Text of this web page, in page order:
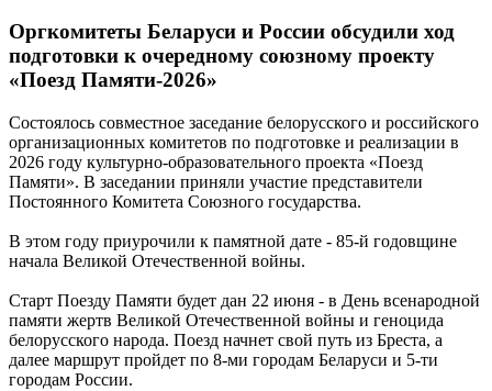
Оргкомитеты Беларуси и России обсудили ход
подготовки к очередному союзному проекту
«Поезд Памяти-2026»
Состоялось совместное заседание белорусского и российского
организационных комитетов по подготовке и реализации в
2026 году культурно-образовательного проекта «Поезд
Памяти». В заседании приняли участие представители
Постоянного Комитета Союзного государства.
В этом году приурочили к памятной дате - 85-й годовщине
начала Великой Отечественной войны.
Старт Поезду Памяти будет дан 22 июня - в День всенародной
памяти жертв Великой Отечественной войны и геноцида
белорусского народа. Поезд начнет свой путь из Бреста, а
далее маршрут пройдет по 8-ми городам Беларуси и 5-ти
городам России.